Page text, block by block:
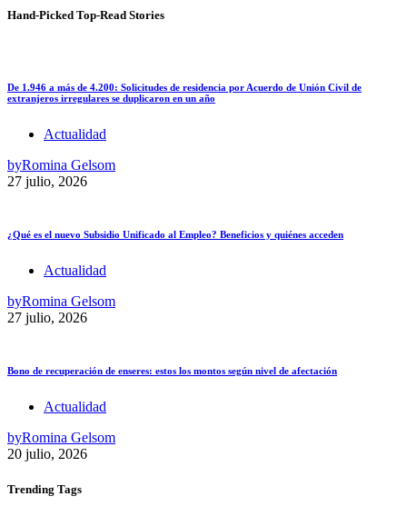
Hand-Picked Top-Read Stories
De 1.946 a más de 4.200: Solicitudes de residencia por Acuerdo de Unión Civil de
extranjeros irregulares se duplicaron en un año
Actualidad
byRomina Gelsom
27 julio, 2026
¿Qué es el nuevo Subsidio Unificado al Empleo? Beneficios y quiénes acceden
Actualidad
byRomina Gelsom
27 julio, 2026
Bono de recuperación de enseres: estos los montos según nivel de afectación
Actualidad
byRomina Gelsom
20 julio, 2026
Trending Tags